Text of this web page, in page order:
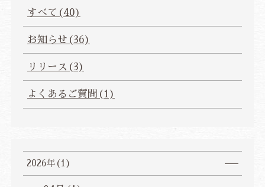
すべて(40)
お知らせ(36)
リリース(3)
よくあるご質問(1)
2026年(1)
法人会員様ログイン